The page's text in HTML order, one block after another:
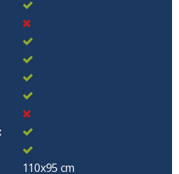
110x95 cm